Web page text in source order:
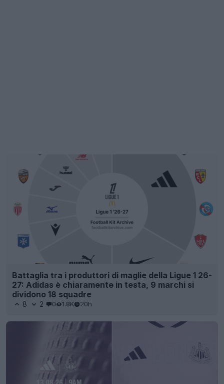
Battaglia tra i produttori di maglie della Ligue 1 26-
27: Adidas è chiaramente in testa, 9 marchi si
dividono 18 squadre
8 2 0 1.8K 20h